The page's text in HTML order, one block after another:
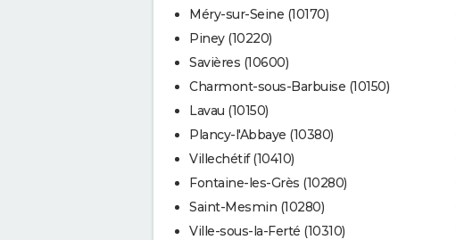
Méry-sur-Seine (10170)
Piney (10220)
Savières (10600)
Charmont-sous-Barbuise (10150)
Lavau (10150)
Plancy-l'Abbaye (10380)
Villechétif (10410)
Fontaine-les-Grès (10280)
Saint-Mesmin (10280)
Ville-sous-la-Ferté (10310)